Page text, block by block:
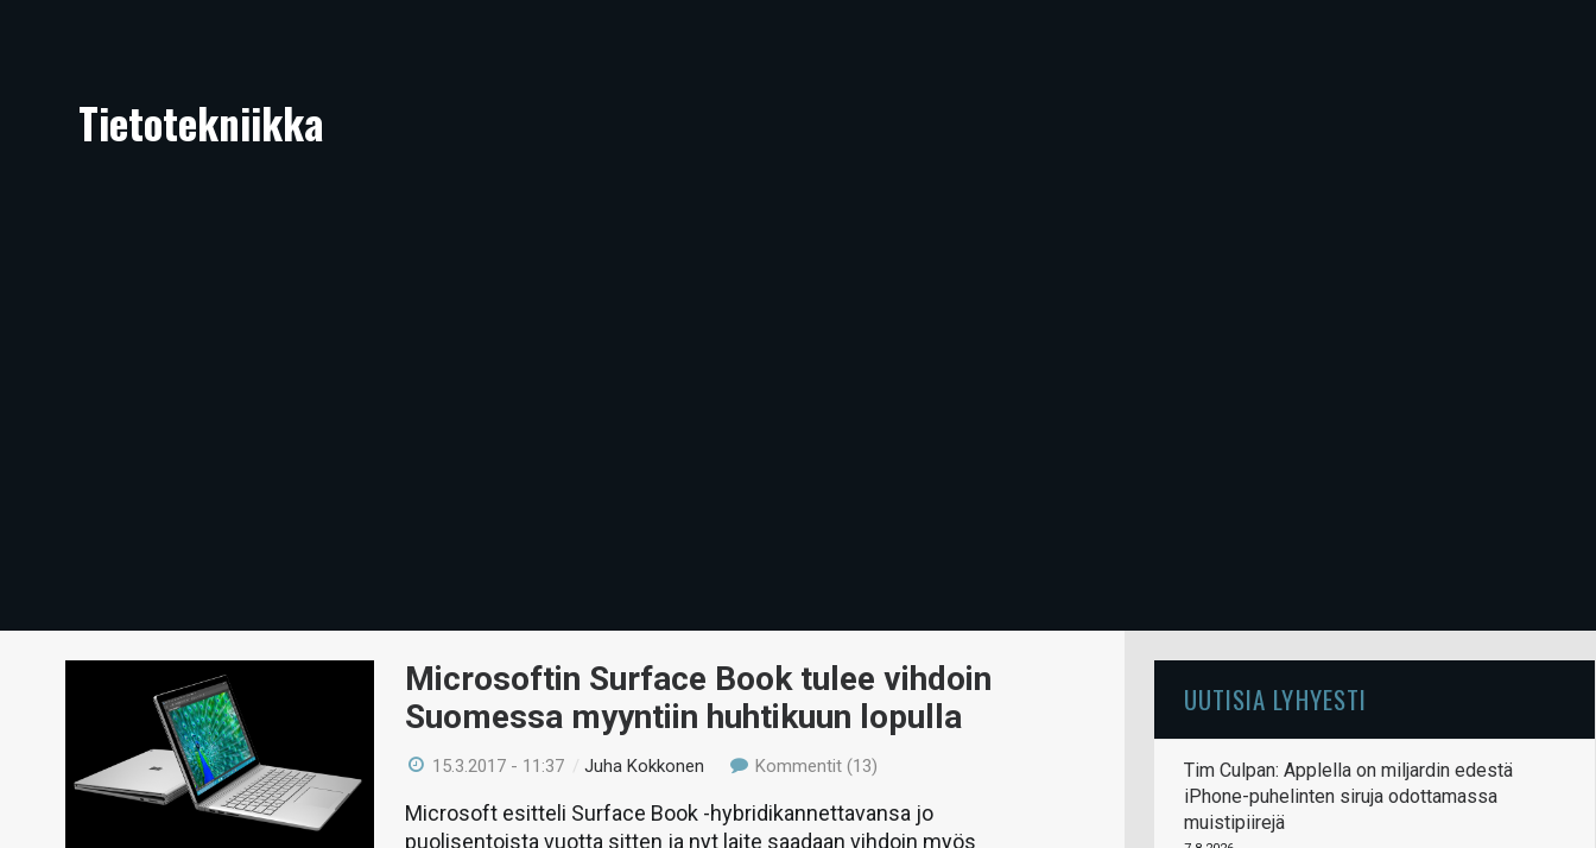
Tietotekniikka
Microsoftin Surface Book tulee vihdoin
Suomessa myyntiin huhtikuun lopulla
15.3.2017 - 11:37 /Juha Kokkonen Kommentit (13)
Microsoft esitteli Surface Book -hybridikannettavansa jo
puolisentoista vuotta sitten ja nyt laite saadaan vihdoin myös
UUTISIA LYHYESTI
Tim Culpan: Applella on miljardin edestä
iPhone-puhelinten siruja odottamassa
muistipiirejä